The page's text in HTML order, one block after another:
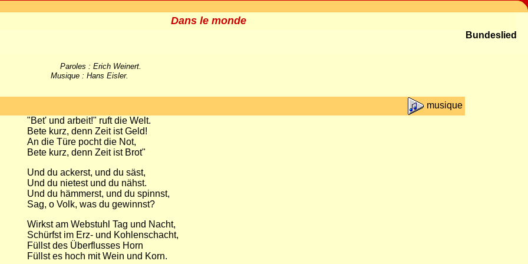
Dans le monde
Bundeslied
Paroles : Erich Weinert.
Musique : Hans Eisler.
musique
"Bet' und arbeit!" ruft die Welt.
Bete kurz, denn Zeit ist Geld!
An die Türe pocht die Not,
Bete kurz, denn Zeit ist Brot"
Und du ackerst, und du säst,
Und du nietest und du nähst.
Und du hämmerst, und du spinnst,
Sag, o Volk, was du gewinnst?
Wirkst am Webstuhl Tag und Nacht,
Schürfst im Erz- und Kohlenschacht,
Füllst des Überflusses Horn
Füllst es hoch mit Wein und Korn.